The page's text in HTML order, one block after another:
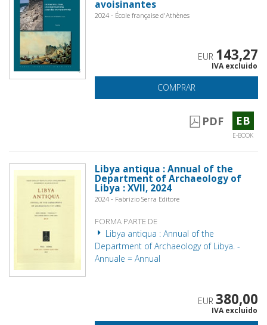
avoisinantes
2024 - École française d'Athènes
EUR 143,27
IVA excluido
COMPRAR
PDF EB
E-BOOK
Libya antiqua : Annual of the
Department of Archaeology of
Libya : XVII, 2024
2024 - Fabrizio Serra Editore
FORMA PARTE DE
Libya antiqua : Annual of the
Department of Archaeology of Libya. -
Annuale = Annual
EUR 380,00
IVA excluido